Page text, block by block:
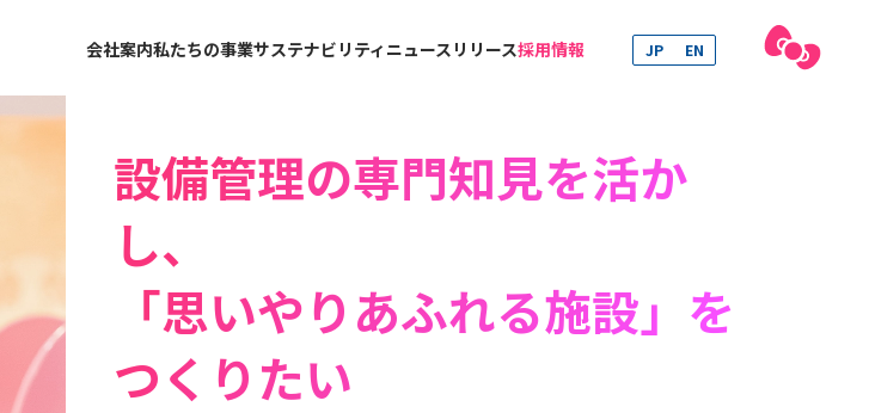
会社案内私たちの事業サステナビリティ ニュースリリース採用情報 JP EN
設備管理の専門知見を活か
し、
「思いやりあふれる施設」を
つくりたい